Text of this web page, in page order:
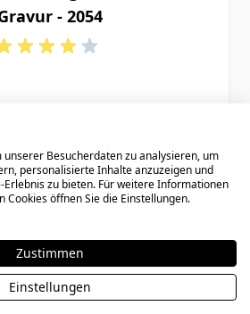
- 2054
Zeige
unserer Besucherdaten zu analysieren, um
personalisierte Inhalte anzuzeigen und
zu bieten. Für weitere Informationen
Cookies öffnen Sie die Einstellungen.
Zustimmen
Einstellungen